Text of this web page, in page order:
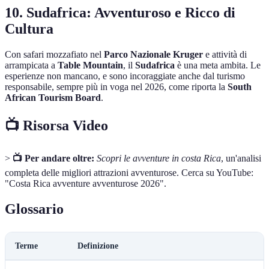
10. Sudafrica: Avventuroso e Ricco di
Cultura
Con safari mozzafiato nel Parco Nazionale Kruger e attività di
arrampicata a Table Mountain, il Sudafrica è una meta ambita. Le
esperienze non mancano, e sono incoraggiate anche dal turismo
responsabile, sempre più in voga nel 2026, come riporta la South
African Tourism Board.
📺 Risorsa Video
> 📺 Per andare oltre: Scopri le avventure in costa Rica, un'analisi
completa delle migliori attrazioni avventurose. Cerca su YouTube:
"Costa Rica avventure avventurose 2026".
Glossario
Terme Definizione